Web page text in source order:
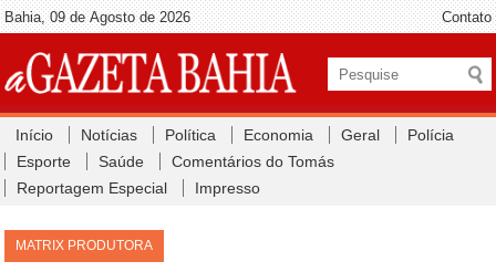
Bahia, 09 de Agosto de 2026 Contato
Início Notícias Política Economia Geral
Polícia
Esporte
Saúde
Comentários do Tomás
Reportagem Especial
Impresso
MATRIX PRODUTORA